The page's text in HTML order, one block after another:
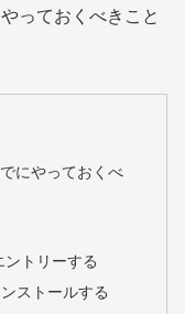
っておくべきこと
にやっておくべ
トリーする
ストールする